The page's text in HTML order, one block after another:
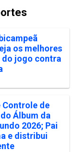
os melhores
jogo contra
Controle de
Álbum da
2026; Pai
e distribui